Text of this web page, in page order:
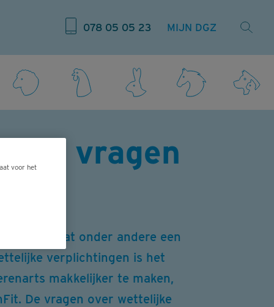
078 05 05 23 MIJN DGZ
vragen
bevat onder andere een
verplichtingen is het
makkelijker te maken,
De vragen over wettelijke
voor het